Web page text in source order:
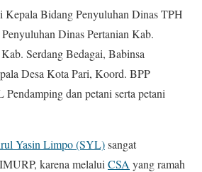
Kepala Bidang Penyuluhan Dinas TPH
Dinas Pertanian Kab.
Serdang Bedagai, Babinsa
Desa Kota Pari, Koord. BPP
Pendamping dan petani serta petani
Yasin Limpo (SYL)sangat
karena melalui CSA yang ramah